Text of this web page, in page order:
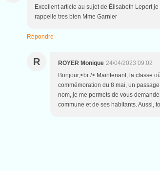
Excellent article au sujet de Élisabeth Leport
rappelle tres bien Mme Garnier
Répondre
R ROYER Monique 24/04/2023 09:02
Bonjour,<br /> Maintenant, la classe
commémoration du 8 mai, un
nom, je me permets de vous
commune et de ses habitants. Aussi,